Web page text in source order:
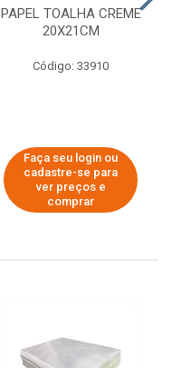
PAPEL TOALHA CREME
20X21CM
Código: 33910
Faça seu login ou
cadastre-se para
ver preços e
comprar